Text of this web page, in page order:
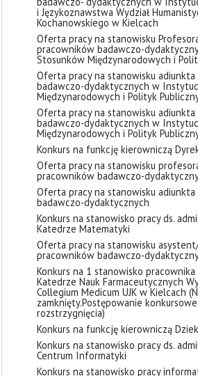
i Językoznawstwa Wydział
Kochanowskiego w Kielcach
Oferta pracy na stanowisku
pracowników badawczo-
Stosunków Międzynarodowych i
Oferta pracy na stanowisku
badawczo-dydaktycznych w
Międzynarodowych i Polityk
Oferta pracy na stanowisku
badawczo-dydaktycznych w
Międzynarodowych i Polityk
Konkurs na funkcję kierowniczą
Oferta pracy na stanowisku
pracowników badawczo-
Oferta pracy na stanowisku
badawczo-dydaktycznych
Konkurs na stanowisko pracy ds.
Katedrze Matematyki
Oferta pracy na stanowisku
pracowników badawczo-
Konkurs na 1 stanowisko
Katedrze Nauk Farmaceutycznych
Collegium Medicum UJK w Kielcach
zamknięty. ​Postępowanie
rozstrzygnięcia)
Konkurs na funkcję kierowniczą
Konkurs na stanowisko pracy ds.
Centrum Informatyki
Konkurs na stanowisko pracy